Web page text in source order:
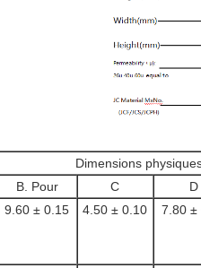
Dimensions
B. Pour C D
9.60 ± 0.15 4.50 ± 0.10 7.80 ±